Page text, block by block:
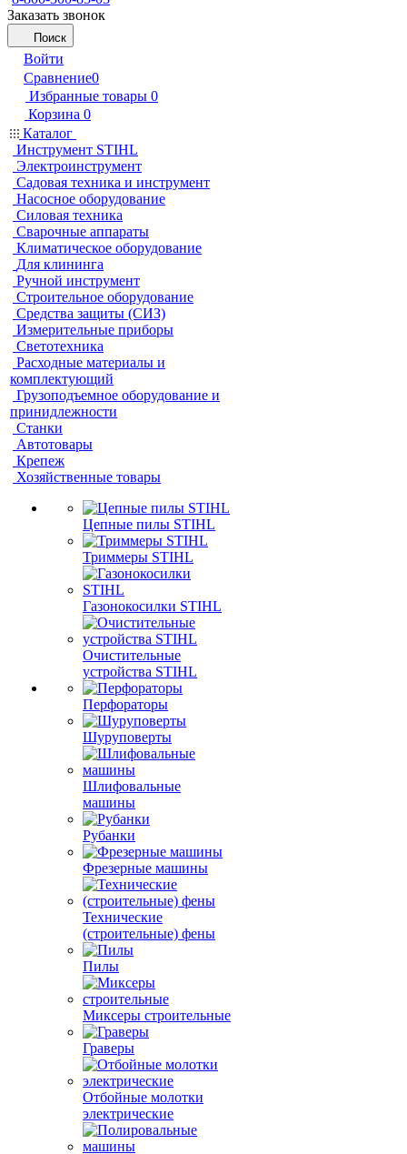
Заказать звонок
Поиск
Войти
Сравнение0
Избранные товары 0
Корзина 0
Каталог
Инструмент STIHL
Электроинструмент
Садовая техника и инструмент
Насосное оборудование
Силовая техника
Сварочные аппараты
Климатическое оборудование
Для клининга
Ручной инструмент
Строительное оборудование
Средства защиты (СИЗ)
Измерительные приборы
Светотехника
Расходные материалы и
комплектующий
Грузоподъемное оборудование и
принидлежности
Станки
Автотовары
Крепеж
Хозяйственные товары
Цепные пилы STIHL
Триммеры STIHL
Газонокосилки STIHL
Очистительные
устройства STIHL
Перфораторы
Шуруповерты
Шлифовальные
машины
Рубанки
Фрезерные машины
Технические
(строительные) фены
Пилы
Миксеры строительные
Граверы
Отбойные молотки
электрические